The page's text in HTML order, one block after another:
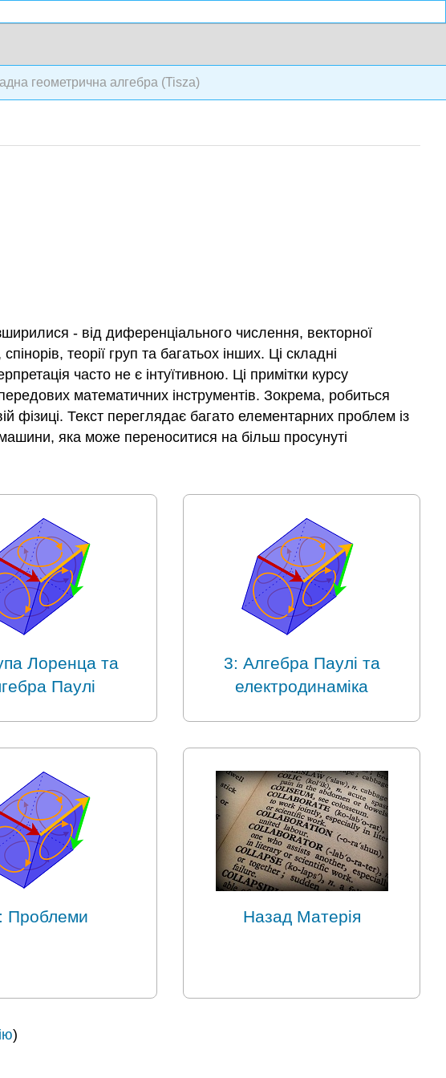
геометрична алгебра (Tisza)
- від диференціального числення, векторної
теорії груп та багатьох інших. Ці складні
часто не є інтуїтивною. Ці примітки курсу
математичних інструментів. Зокрема, робиться
фізиці. Текст переглядає багато елементарних проблем із
яка може переноситися на більш просунуті
Лоренца та
Паулі
3: Алгебра Паулі та
електродинаміка
Проблеми Назад Матерія
)